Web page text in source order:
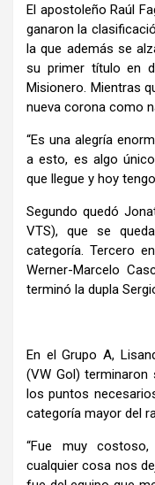
El apostoleño Raúl
ganaron la
la que además se
su primer título en
Misionero. Mientras
nueva corona como
“Es una alegría
a esto, es algo
que llegue y hoy
Segundo quedó
VTS), que se
categoría. Tercero
Werner-Marcelo
terminó la dupla
En el Grupo A,
(VW Gol)
los puntos
categoría mayor del
“Fue muy
cualquier cosa nos